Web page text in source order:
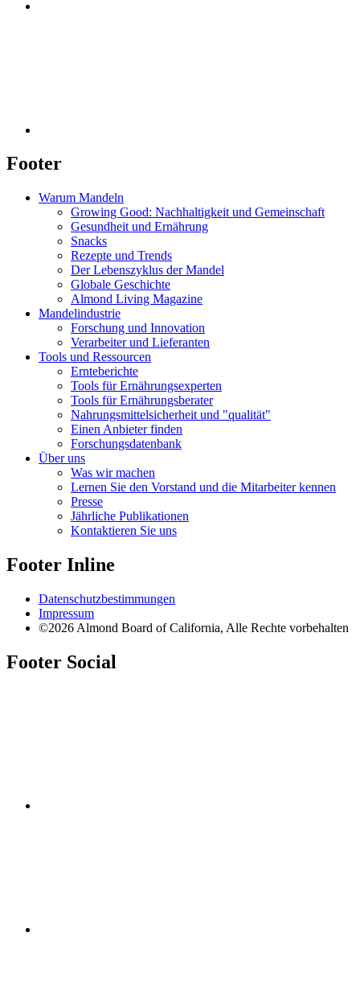
Footer
Warum Mandeln
Growing Good: Nachhaltigkeit und Gemeinschaft
Gesundheit und Ernährung
Snacks
Rezepte und Trends
Der Lebenszyklus der Mandel
Globale Geschichte
Almond Living Magazine
Mandelindustrie
Forschung und Innovation
Verarbeiter und Lieferanten
Tools und Ressourcen
Ernteberichte
Tools für Ernährungsexperten
Tools für Ernährungsberater
Nahrungsmittelsicherheit und "qualität"
Einen Anbieter finden
Forschungsdatenbank
Über uns
Was wir machen
Lernen Sie den Vorstand und die Mitarbeiter kennen
Presse
Jährliche Publikationen
Kontaktieren Sie uns
Footer Inline
Datenschutzbestimmungen
Impressum
©2026 Almond Board of California, Alle Rechte vorbehalten
Footer Social